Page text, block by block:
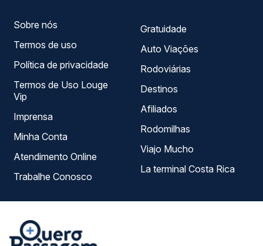
Sobre nós
Termos de uso
Política de privacidade
Termos de Uso Louge
Vip
Imprensa
Minha Conta
Atendimento Online
Trabalhe Conosco
Gratuidade
Auto Viações
Rodoviárias
Destinos
Afiliados
Rodomilhas
Viajo Mucho
La terminal Costa Rica